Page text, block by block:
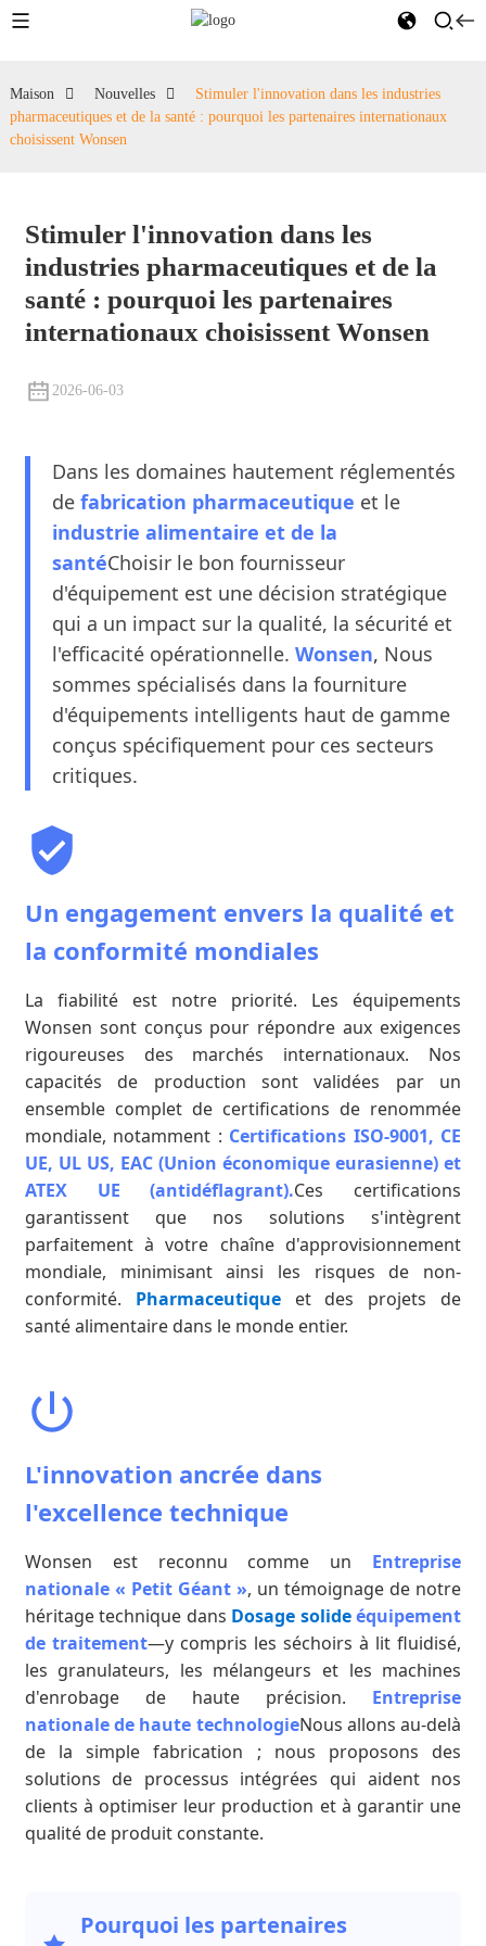
Maison Nouvelles
Stimuler l'innovation dans les industries
pharmaceutiques et de la santé : pourquoi les partenaires internationaux
choisissent Wonsen
Stimuler l'innovation dans les
industries pharmaceutiques et de la
santé : pourquoi les partenaires
internationaux choisissent Wonsen
2026-06-03
Dans les domaines hautement réglementés
de fabrication pharmaceutique et le
industrie alimentaire et de la
santéChoisir le bon fournisseur
d'équipement est une décision stratégique
qui a un impact sur la qualité, la sécurité et
l'efficacité opérationnelle. Wonsen, Nous
sommes spécialisés dans la fourniture
d'équipements intelligents haut de gamme
conçus spécifiquement pour ces secteurs
critiques.
Un engagement envers la qualité et
la conformité mondiales
La fiabilité est notre priorité. Les équipements
Wonsen sont conçus pour répondre aux exigences
rigoureuses des marchés internationaux. Nos
capacités de production sont validées par un
ensemble complet de certifications de renommée
mondiale, notamment : Certifications ISO-9001, CE
UE, UL US, EAC (Union économique eurasienne) et
ATEX UE (antidéflagrant).Ces certifications
garantissent que nos solutions s'intègrent
parfaitement à votre chaîne d'approvisionnement
mondiale, minimisant ainsi les risques de non-
conformité. Pharmaceutiqueet des projets de
santé alimentaire dans le monde entier.
L'innovation ancrée dans
l'excellence technique
Wonsen est reconnu comme un Entreprise
nationale « Petit Géant », un témoignage de notre
héritage technique dans Dosage solideéquipement
de traitement—y compris les séchoirs à lit fluidisé,
les granulateurs, les mélangeurs et les machines
d'enrobage de haute précision. Entreprise
nationale de haute technologieNous allons au-delà
de la simple fabrication ; nous proposons des
solutions de processus intégrées qui aident nos
clients à optimiser leur production et à garantir une
qualité de produit constante.
Pourquoi les partenaires